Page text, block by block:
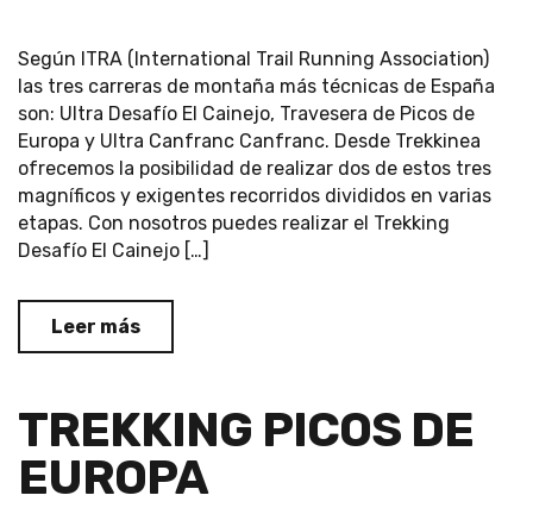
Según ITRA (International Trail Running Association)
las tres carreras de montaña más técnicas de España
son: Ultra Desafío El Cainejo, Travesera de Picos de
Europa y Ultra Canfranc Canfranc. Desde Trekkinea
ofrecemos la posibilidad de realizar dos de estos tres
magníficos y exigentes recorridos divididos en varias
etapas. Con nosotros puedes realizar el Trekking
Desafío El Cainejo […]
Leer más
TREKKING PICOS DE
EUROPA